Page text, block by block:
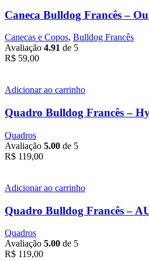
Caneca Bulldog Francês –
Canecas e Copos, Bulldog Francês
Avaliação 4.91 de 5
R$ 59,00
Adicionar ao carrinho
Quadro Bulldog Francês –
Quadros
Avaliação 5.00 de 5
R$ 119,00
Adicionar ao carrinho
Quadro Bulldog Francês –
Quadros
Avaliação 5.00 de 5
R$ 119,00